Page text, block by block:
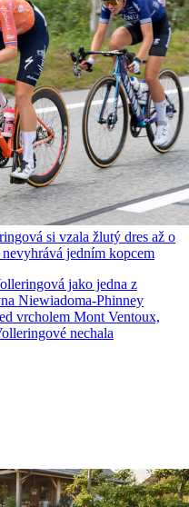
si vzala žlutý dres až o
jedním kopcem
jako jedna z
Niewiadoma-Phinney
vrcholem Mont Ventoux,
nechala